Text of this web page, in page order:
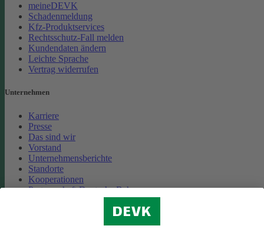
meineDEVK
Schadenmeldung
Kfz-Produktservices
Rechtsschutz-Fall melden
Kundendaten ändern
Leichte Sprache
Vertrag widerrufen
Unternehmen
Karriere
Presse
Das sind wir
Vorstand
Unternehmensberichte
Standorte
Kooperationen
Partnerschaft Deutsche Bahn